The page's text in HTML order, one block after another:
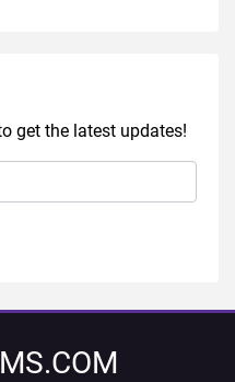
get the latest updates!